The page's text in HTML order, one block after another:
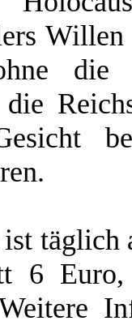
Willen
die
täglich
6